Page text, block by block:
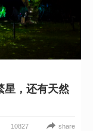
星，还有天然
10827 share